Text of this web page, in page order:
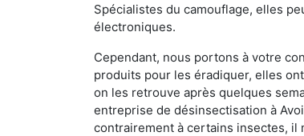
Spécialistes du camouflage, elles
électroniques.
Cependant, nous portons à votre
produits pour les éradiquer, elles
on les retrouve après quelques
entreprise de désinsectisation à
contrairement à certains insectes, il